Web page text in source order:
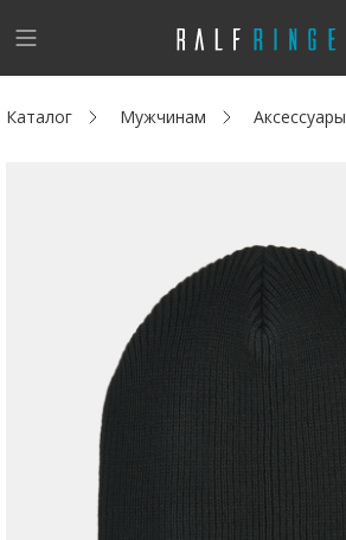
!
Новинки
Акции / Новости
Адреса магазинов
Возникли вопросы? - club@ralf.ru
Каталог Мужчинам Аксессуары